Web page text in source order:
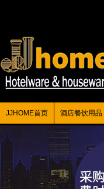
JJHOME首页 酒店餐饮用品